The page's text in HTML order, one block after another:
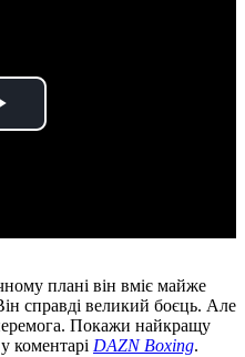
плані він вміє майже
справді великий боєць. Але
Покажи найкращу
коментарі DAZN Boxing.